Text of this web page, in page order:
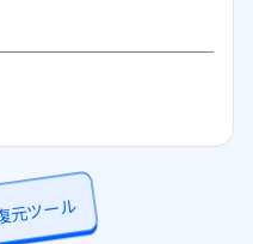
元ツール